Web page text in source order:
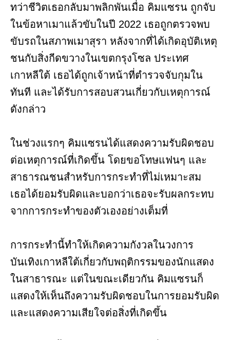
ทว่าชีวิตเธอกลับมาพลิกพันเมื่อ คิมแซรน ถูกจับ
ในข้อหาเมาแล้วขับในปี 2022 เธอถูกตรวจพบ
ขับรถในสภาพเมาสุรา หลังจากที่ได้เกิดอุบัติเหตุ
ชนกับสิ่งกีดขวางในเขตกรุงโซล ประเทศ
เกาหลีใต้ เธอได้ถูกเจ้าหน้าที่ตำรวจจับกุมใน
ทันที และได้รับการสอบสวนเกี่ยวกับเหตุการณ์
ดังกล่าว
ในช่วงแรกๆ คิมแซรนได้แสดงความรับผิดชอบ
ต่อเหตุการณ์ที่เกิดขึ้น โดยขอโทษแฟนๆ และ
สาธารณชนสำหรับการกระทำที่ไม่เหมาะสม
เธอได้ยอมรับผิดและบอกว่าเธอจะรับผลกระทบ
จากการกระทำของตัวเองอย่างเต็มที่
การกระทำนี้ทำให้เกิดความกังวลในวงการ
บันเทิงเกาหลีใต้เกี่ยวกับพฤติกรรมของนักแสดง
ในสาธารณะ แต่ในขณะเดียวกัน คิมแซรนก็
แสดงให้เห็นถึงความรับผิดชอบในการยอมรับผิด
และแสดงความเสียใจต่อสิ่งที่เกิดขึ้น